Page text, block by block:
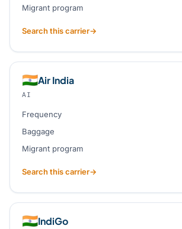
Migrant program
Search this carrier→
🇮🇳Air India
AI
Frequency
Baggage
Migrant program
Search this carrier→
🇮🇳IndiGo